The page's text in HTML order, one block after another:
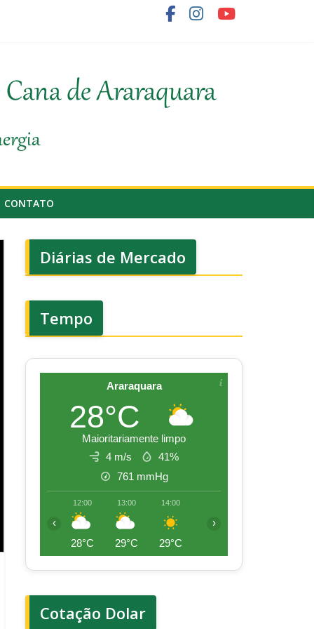
agronegócio
Cana de Araraquara
CONTATO
Diárias de Mercado
Tempo
Araraquara
28°C
Maioritariamente limpo
4 m/s
41%
761 mmHg
12:00
28°C
13:00
29°C
14:00
29°C
‹ ›
Cotação Dolar